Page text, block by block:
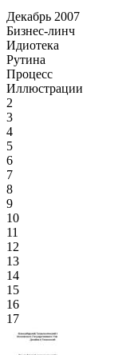
Декабрь 2007
Бизнес-линч
Идиотека
Рутина
Процесс
Иллюстрации
2
3
4
5
6
7
8
9
10
11
12
13
14
15
16
17